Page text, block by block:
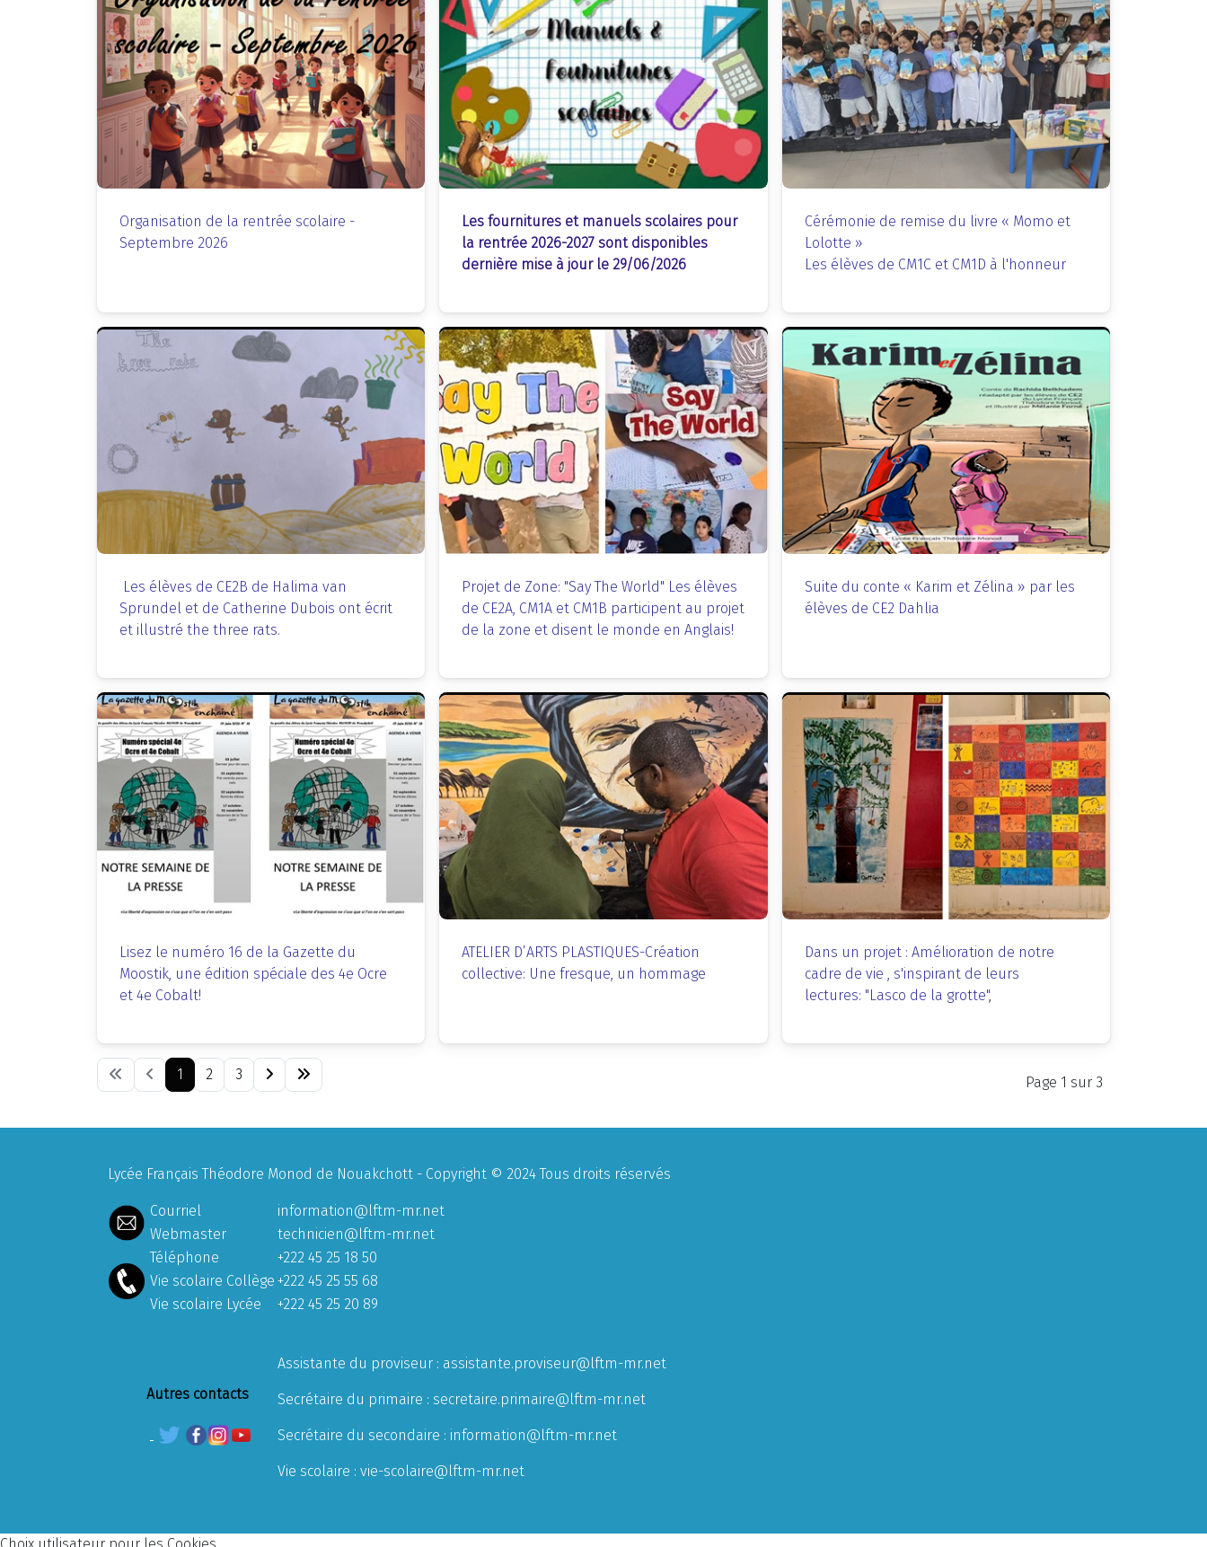
Organisation de la rentrée scolaire -
Septembre 2026
Les fournitures et manuels scolaires pour
la rentrée 2026-2027 sont disponibles
dernière mise à jour le 29/06/2026
Cérémonie de remise du livre « Momo et
Lolotte »
Les élèves de CM1C et CM1D à l'honneur
Les élèves de CE2B de Halima van
Sprundel et de Catherine Dubois ont écrit
et illustré the three rats.
Projet de Zone: "Say The World" Les élèves
de CE2A, CM1A et CM1B participent au projet
de la zone et disent le monde en Anglais!
Suite du conte « Karim et Zélina » par les
élèves de CE2 Dahlia
Lisez le numéro 16 de la Gazette du
Moostik, une édition spéciale des 4e Ocre
et 4e Cobalt!
ATELIER D’ARTS PLASTIQUES-Création
collective: Une fresque, un hommage
Dans un projet : Amélioration de notre
cadre de vie , s'inspirant de leurs
lectures: "Lasco de la grotte",
Page 1 sur 3
1 2 3
Lycée Français Théodore Monod de Nouakchott - Copyright © 2024 Tous droits réservés
Courriel
information@lftm-mr.net
Webmaster
technicien@lftm-mr.net
Téléphone
+222 45 25 18 50
Vie scolaire Collège +222 45 25 55 68
Vie scolaire Lycée
+222 45 25 20 89
Autres contacts
Assistante du proviseur : assistante.proviseur@lftm-mr.net
Secrétaire du primaire : secretaire.primaire@lftm-mr.net
Secrétaire du secondaire : information@lftm-mr.net
Vie scolaire : vie-scolaire@lftm-mr.net